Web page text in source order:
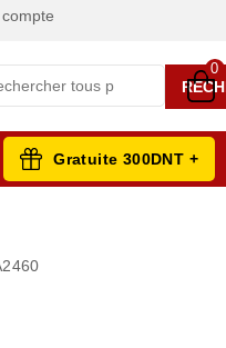
0
Gratuite 300DNT +